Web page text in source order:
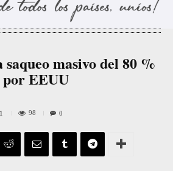
masivo del 80 %
por EEUU
98 0